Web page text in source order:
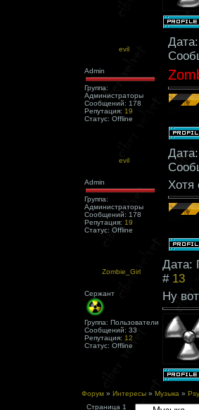
evil
Admin
Группа:
Администраторы
Сообщений: 178
Репутация: 19
Статус: Offline
evil
Admin
Группа:
Администраторы
Сообщений: 178
Репутация: 19
Статус: Offline
Хотя
Zombie_Girl
Дата:
# 13
Сержант
Группа: Пользователи
Сообщений: 33
Репутация: 12
Статус: Offline
Ну
Форум » Интересы » Музыка »
Страница 1